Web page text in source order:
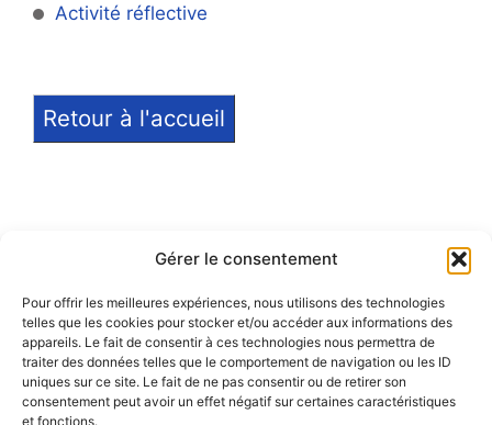
Gérer le consentement
Pour offrir les meilleures expériences, nous utilisons des technologies
telles que les cookies pour stocker et/ou accéder aux informations des
appareils. Le fait de consentir à ces technologies nous permettra de
traiter des données telles que le comportement de navigation ou les ID
uniques sur ce site. Le fait de ne pas consentir ou de retirer son
consentement peut avoir un effet négatif sur certaines caractéristiques
et fonctions.
Activité réflective
Retour à l'accueil
Notice légale
Politique de confidentialité